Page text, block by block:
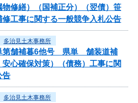
修繕）（国補正分）（翌債）笹
工事に関する一般競争入札公告
多治見土木事務所
第舗補暮6他号 県単 舗装道補
心確保対策）（債務）工事に関
告
多治見土木事務所